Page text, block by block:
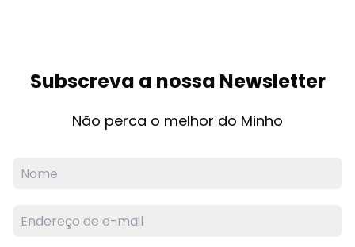
Subscreva a nossa Newsletter
Não perca o melhor do Minho